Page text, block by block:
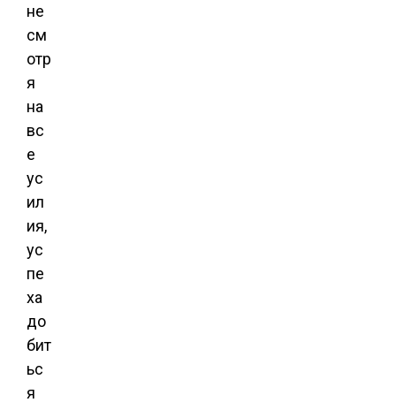
не
см
отр
я
на
вс
е
ус
ил
ия,
ус
пе
ха
до
бит
ьс
я